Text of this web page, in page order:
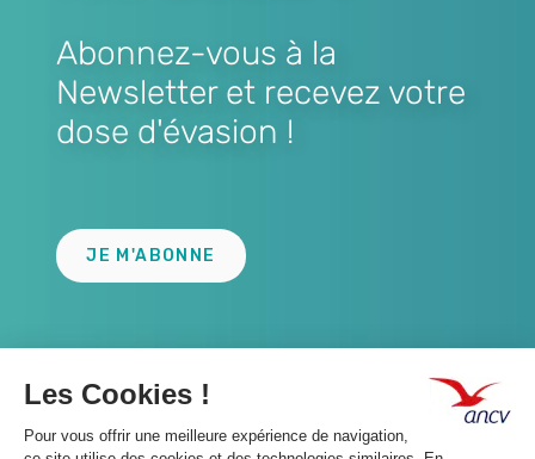
Abonnez-vous à la
Newsletter et recevez votre
dose d'évasion !
JE M'ABONNE